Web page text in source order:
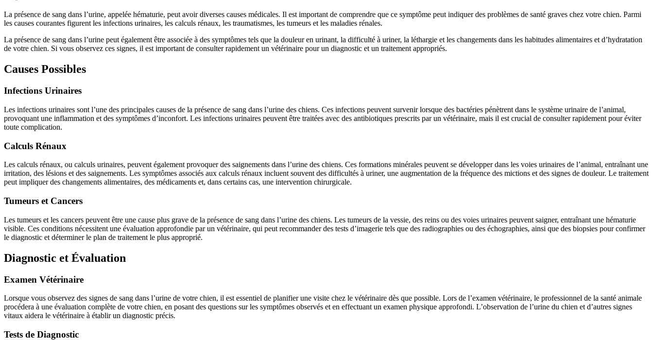
La présence de sang dans l’urine, appelée hématurie, peut avoir diverses causes médicales. Il est important de comprendre que ce symptôme peut indiquer des problèmes de santé graves chez votre chien. Parmi
les causes courantes figurent les infections urinaires, les calculs rénaux, les traumatismes, les tumeurs et les maladies rénales.
La présence de sang dans l’urine peut également être associée à des symptômes tels que la douleur en urinant, la difficulté à uriner, la léthargie et les changements dans les habitudes alimentaires et d’hydratation
de votre chien. Si vous observez ces signes, il est important de consulter rapidement un vétérinaire pour un diagnostic et un traitement appropriés.
Causes Possibles
Infections Urinaires
Les infections urinaires sont l’une des principales causes de la présence de sang dans l’urine des chiens. Ces infections peuvent survenir lorsque des bactéries pénètrent dans le système urinaire de l’animal,
provoquant une inflammation et des symptômes d’inconfort. Les infections urinaires peuvent être traitées avec des antibiotiques prescrits par un vétérinaire, mais il est crucial de consulter rapidement pour éviter
toute complication.
Calculs Rénaux
Les calculs rénaux, ou calculs urinaires, peuvent également provoquer des saignements dans l’urine des chiens. Ces formations minérales peuvent se développer dans les voies urinaires de l’animal, entraînant une
irritation, des lésions et des saignements. Les symptômes associés aux calculs rénaux incluent souvent des difficultés à uriner, une augmentation de la fréquence des mictions et des signes de douleur. Le traitement
peut impliquer des changements alimentaires, des médicaments et, dans certains cas, une intervention chirurgicale.
Tumeurs et Cancers
Les tumeurs et les cancers peuvent être une cause plus grave de la présence de sang dans l’urine des chiens. Les tumeurs de la vessie, des reins ou des voies urinaires peuvent saigner, entraînant une hématurie
visible. Ces conditions nécessitent une évaluation approfondie par un vétérinaire, qui peut recommander des tests d’imagerie tels que des radiographies ou des échographies, ainsi que des biopsies pour confirmer
le diagnostic et déterminer le plan de traitement le plus approprié.
Diagnostic et Évaluation
Examen Vétérinaire
Lorsque vous observez des signes de sang dans l’urine de votre chien, il est essentiel de planifier une visite chez le vétérinaire dès que possible. Lors de l’examen vétérinaire, le professionnel de la santé animale
procédera à une évaluation complète de votre chien, en posant des questions sur les symptômes observés et en effectuant un examen physique approfondi. L’observation de l’urine du chien et d’autres signes
vitaux aidera le vétérinaire à établir un diagnostic précis.
Tests de Diagnostic